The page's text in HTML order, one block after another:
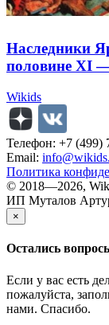
Наследники
половине XI
Wikids
Телефон: +7 (499)
Email:
Политика
© 2018—2026,
ИП Муталов
×
Остались
Если у вас есть
пожалуйста,
нами. Спасибо.